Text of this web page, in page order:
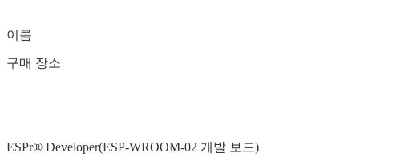
이름
구매 장소
ESPr® Developer(ESP-WROOM-02 개발 보드)